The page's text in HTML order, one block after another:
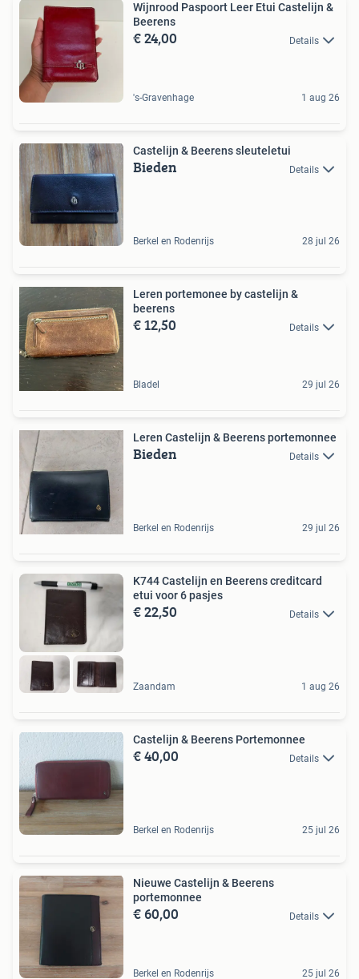
Wijnrood Paspoort Leer Etui Castelijn &
Beerens
€ 24,00 Details
's-Gravenhage 1 aug 26
Castelijn & Beerens sleuteletui
Bieden Details
Berkel en Rodenrijs 28 jul 26
Leren portemonee by castelijn &
beerens
€ 12,50 Details
Bladel 29 jul 26
Leren Castelijn & Beerens portemonnee
Bieden Details
Berkel en Rodenrijs 29 jul 26
K744 Castelijn en Beerens creditcard
etui voor 6 pasjes
€ 22,50 Details
Zaandam 1 aug 26
Castelijn & Beerens Portemonnee
€ 40,00 Details
Berkel en Rodenrijs 25 jul 26
Nieuwe Castelijn & Beerens
portemonnee
€ 60,00 Details
Berkel en Rodenrijs 25 jul 26